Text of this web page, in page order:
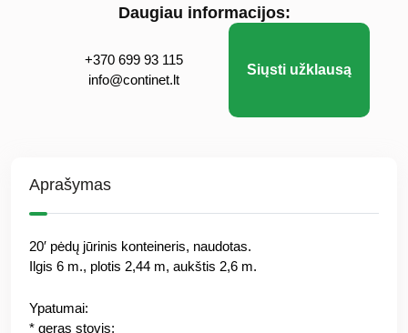
Daugiau informacijos:
+370 699 93 115
info@continet.lt
Siųsti užklausą
Aprašymas
20′ pėdų jūrinis konteineris, naudotas.
Ilgis 6 m., plotis 2,44 m, aukštis 2,6 m.
Ypatumai:
* geras stovis;